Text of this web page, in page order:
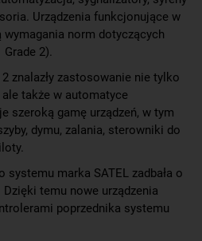
Urządzenia funkcjonujące w
wymagania norm dotyczących
2).
znalazły zastosowanie nie tylko
także w automatyce
szeroką gamę urządzeń, w tym
dymu, zalania, sterowniki do
marka SATEL zadbała o
temu nowe urządzenia
poprzednika systemu